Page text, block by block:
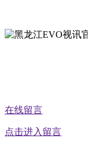
在线留言
点击进入留言